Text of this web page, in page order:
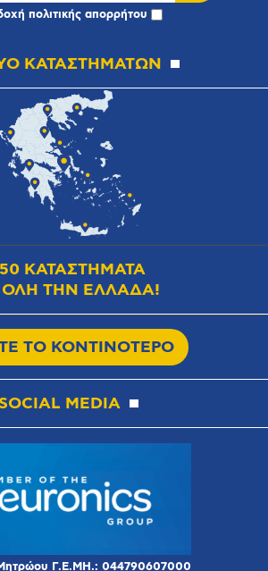
πολιτικής απορρήτου
ΚΑΤΑΣΤΗΜΑΤΩΝ
ΚΑΤΑΣΤΗΜΑΤΑ
ΟΛΗ ΤΗΝ ΕΛΛΑΔΑ!
ΤΟ ΚΟΝΤΙΝΟΤΕΡΟ
MEDIA